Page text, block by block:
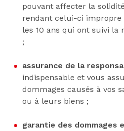
pouvant affecter la
rendant celui-ci impropre
les 10 ans qui ont suivi la
;
assurance de la
indispensable et vous
dommages causés à vos
ou à leurs biens ;
garantie des dommages